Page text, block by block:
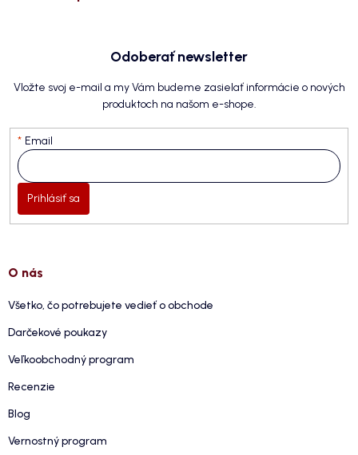
Odoberať newsletter
Vložte svoj e-mail a my Vám budeme zasielať informácie o nových
produktoch na našom e-shope.
Email
Prihlásiť sa
O nás
Všetko, čo potrebujete vedieť o obchode
Darčekové poukazy
Veľkoobchodný program
Recenzie
Blog
Vernostný program